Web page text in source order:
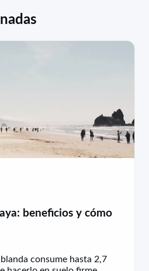
beneficios y cómo
consume hasta 2,7